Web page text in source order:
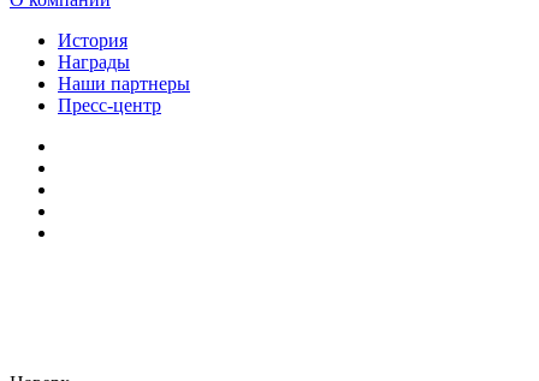
История
Награды
Наши партнеры
Пресс-центр